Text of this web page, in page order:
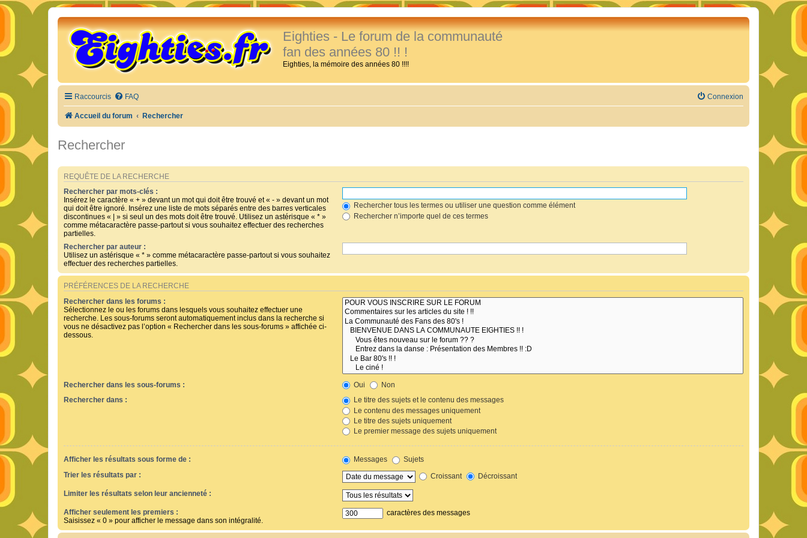
Eighties - Le forum de la communauté
fan des années 80 !! !
Eighties, la mémoire des années 80 !!!!
Raccourcis FAQ Connexion
Accueil du forum Rechercher
Rechercher
REQUÊTE DE LA RECHERCHE
Rechercher par mots-clés :
Insérez le caractère « + » devant un mot qui doit être trouvé et « - » devant un mot
qui doit être ignoré. Insérez une liste de mots séparés entre des barres verticales
discontinues « | » si seul un des mots doit être trouvé. Utilisez un astérisque « * »
comme métacaractère passe-partout si vous souhaitez effectuer des recherches
partielles.
Rechercher tous les termes ou utiliser une question comme élément
Rechercher n’importe quel de ces termes
Rechercher par auteur :
Utilisez un astérisque « * » comme métacaractère passe-partout si vous souhaitez
effectuer des recherches partielles.
PRÉFÉRENCES DE LA RECHERCHE
Rechercher dans les forums :
Sélectionnez le ou les forums dans lesquels vous souhaitez effectuer une
recherche. Les sous-forums seront automatiquement inclus dans la recherche si
vous ne désactivez pas l’option « Rechercher dans les sous-forums » affichée ci-
dessous.
Rechercher dans les sous-forums : Oui
Non
Rechercher dans :
Le titre des sujets et le contenu des messages
Le contenu des messages uniquement
Le titre des sujets uniquement
Le premier message des sujets uniquement
Afficher les résultats sous forme de : Messages
Sujets
Trier les résultats par :
Croissant Décroissant
Limiter les résultats selon leur ancienneté :
Afficher seulement les premiers :
Saisissez « 0 » pour afficher le message dans son intégralité.
caractères des messages